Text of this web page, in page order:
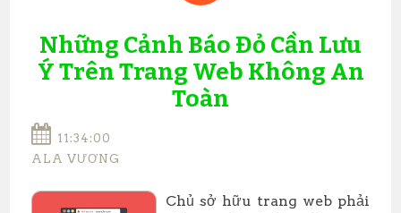
Những Cảnh Báo Đỏ Cần Lưu
Ý Trên Trang Web Không An
Toàn
11:34:00
ALA VƯƠNG
​Chủ sở hữu trang web phải